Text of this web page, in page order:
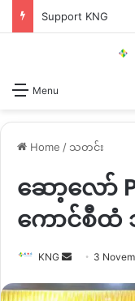
Support KNG
Menu
Home / သတင်း
ဆော့လော်
ကောင်စီထံ
KNG
Send
email
3